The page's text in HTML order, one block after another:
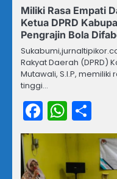
Miliki Rasa Empati
Ketua DPRD
Pengrajin Bola
Rakyat Daerah (DPRD)
Mutawali, S.I.P,
tinggi…